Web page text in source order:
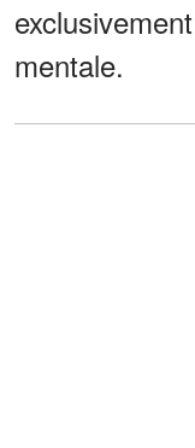
mentale.